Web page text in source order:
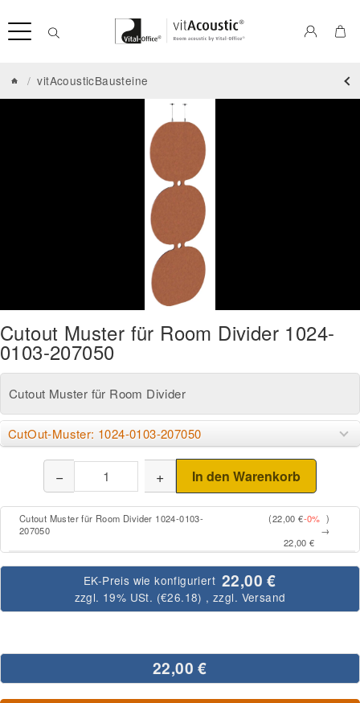
/ vitAcousticBausteine
Cutout Muster für Room Divider 1024-
0103-207050
Cutout Muster für Room Divider
CutOut-Muster: 1024-0103-207050
22,00 €
Cutout Muster für Room Divider 1024-0103-
207050
(22,00 €-0% )
→
22,00 €
EK-Preis wie konfiguriert 22,00 €
zzgl. 19% USt. (€26.18) , zzgl. Versand
− + In den Warenkorb